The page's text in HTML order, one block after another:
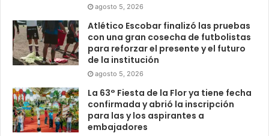
agosto 5, 2026
Atlético Escobar finalizó las pruebas
con una gran cosecha de futbolistas
para reforzar el presente y el futuro
de la institución
agosto 5, 2026
La 63° Fiesta de la Flor ya tiene fecha
confirmada y abrió la inscripción
para las y los aspirantes a
embajadores